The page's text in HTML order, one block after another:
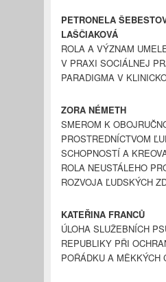
PETRONELA
LAŠČIAKOVÁ
ROLA A VÝZNAM
V PRAXI SOCIÁLNEJ
PARADIGMA V
ZORA NÉMETH
SMEROM K
PROSTREDNÍCTVOM
SCHOPNOSTÍ A
ROLA NEUSTÁLEHO
ROZVOJA ĽUDSKÝCH
KATEŘINA FRANCŮ
ÚLOHA SLUŽEBNÍCH
REPUBLIKY PŘI
POŘÁDKU A MĚKKÝCH